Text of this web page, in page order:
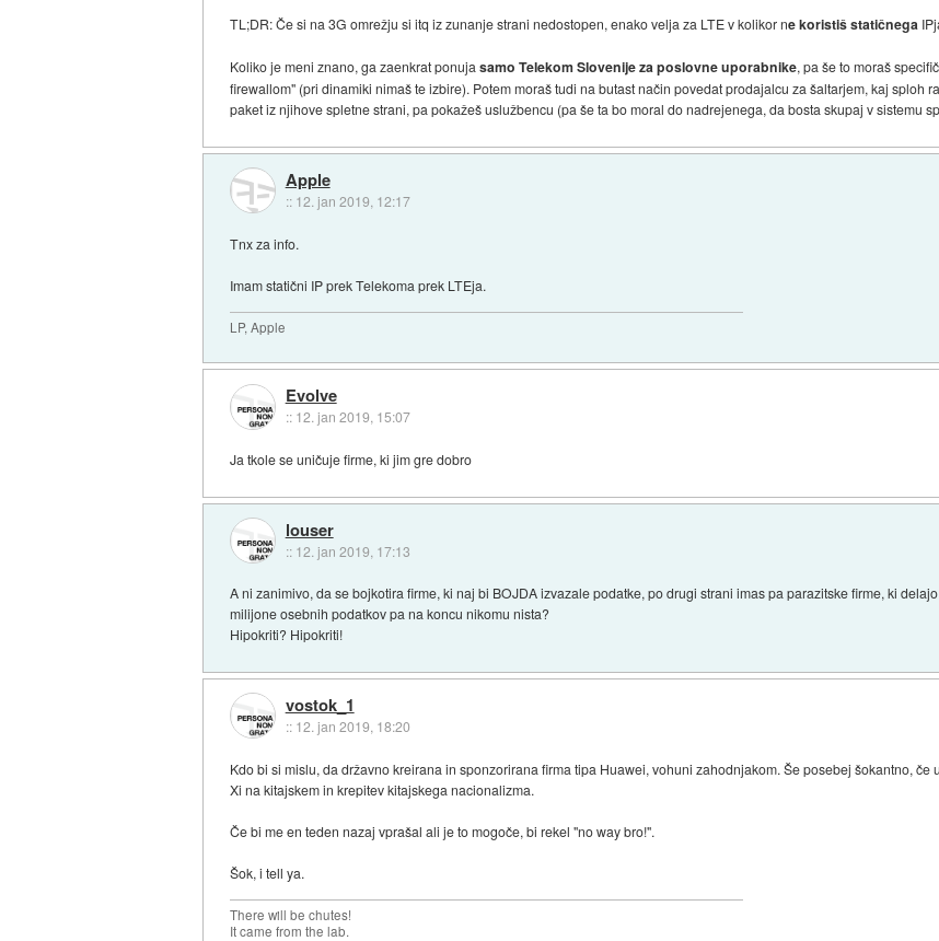
TL;DR: Če si na 3G omrežju si itq iz zunanje strani nedostopen, enako velja za LTE v kolikor ne koristiš statičnega
Koliko je meni znano, ga zaenkrat ponujasamo Telekom Slovenije za poslovne uporabnike, pa še to moraš
firewallom" (pri dinamiki nimaš te izbire). Potem moraš tudi na butast način povedat prodajalcu za šaltarjem, kaj sploh
paket iz njihove spletne strani, pa pokažeš uslužbencu (pa še ta bo moral do nadrejenega, da bosta skupaj v sistemu
Apple
:: 12. jan 2019, 12:17
Tnx za info.
Imam statični IP prek Telekoma prek LTEja.
LP, Apple
Evolve
:: 12. jan 2019, 15:07
Ja tkole se uničuje firme, ki jim gre dobro
louser
:: 12. jan 2019, 17:13
A ni zanimivo, da se bojkotira firme, ki naj bi BOJDA izvazale podatke, po drugi strani imas pa parazitske firme, ki
milijone osebnih podatkov pa na koncu nikomu nista?
Hipokriti? Hipokriti!
vostok_1
:: 12. jan 2019, 18:20
Kdo bi si mislu, da državno kreirana in sponzorirana firma tipa Huawei, vohuni zahodnjakom. Še posebej šokantno,
Xi na kitajskem in krepitev kitajskega nacionalizma.
Če bi me en teden nazaj vprašal ali je to mogoče, bi rekel "no way bro!".
Šok, i tell ya.
There will be chutes!
It came from the lab.